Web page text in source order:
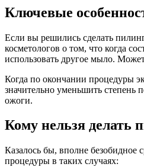
Ключевые
Если вы решились сделать
косметологов о том, что когда
использовать другое мыло.
Когда по окончании процедуры
значительно уменьшить степень
ожоги.
Кому нельзя делать
Казалось бы, вполне безобидное
процедуры в таких случаях: